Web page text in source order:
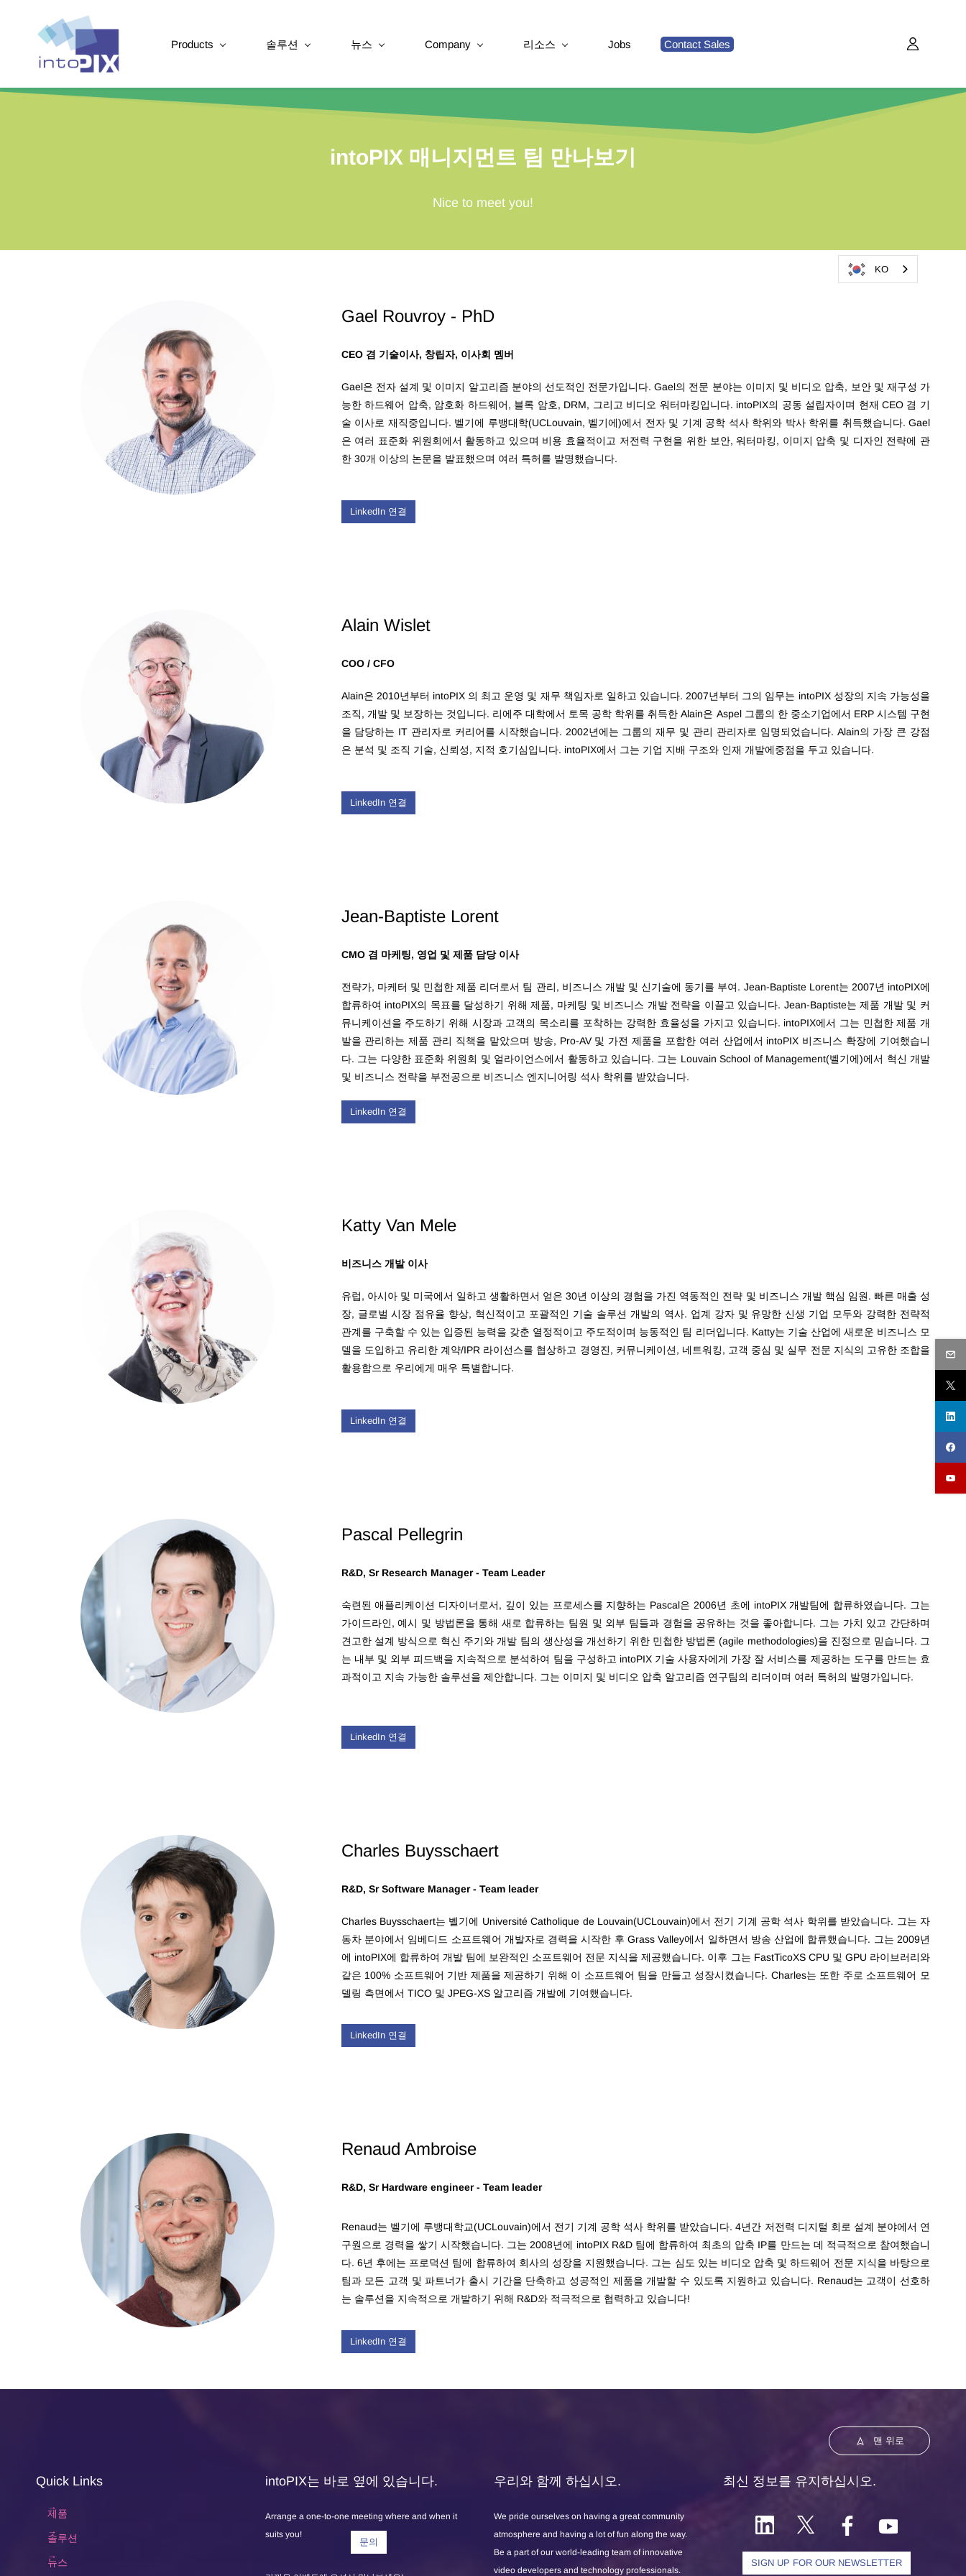
Products 솔루션 뉴스 Company 리소스 Jobs Contact Sales
intoPIX 매니지먼트 팀 만나보기
Nice to meet you!
Gael Rouvroy - PhD
CEO 겸 기술이사, 창립자, 이사회 멤버
Gael은 전자 설계 및 이미지 알고리즘 분야의 선도적인 전문가입니다. Gael의 전문 분야는 이미지 및 비디오 압축, 보안 및 재구성 가
능한 하드웨어 압축, 암호화 하드웨어, 블록 암호, DRM, 그리고 비디오 워터마킹입니다. intoPIX의 공동 설립자이며 현재 CEO 겸 기
술 이사로 재직중입니다. 벨기에 루뱅대학(UCLouvain, 벨기에)에서 전자 및 기계 공학 석사 학위와 박사 학위를 취득했습니다. Gael
은 여러 표준화 위원회에서 활동하고 있으며 비용 효율적이고 저전력 구현을 위한 보안, 워터마킹, 이미지 압축 및 디자인 전략에 관
한 30개 이상의 논문을 발표했으며 여러 특허를 발명했습니다.
LinkedIn 연결
Alain Wislet
COO / CFO
Alain은 2010년부터 intoPIX 의 최고 운영 및 재무 책임자로 일하고 있습니다. 2007년부터 그의 임무는 intoPIX 성장의 지속 가능성을
조직, 개발 및 보장하는 것입니다. 리에주 대학에서 토목 공학 학위를 취득한 Alain은 Aspel 그룹의 한 중소기업에서 ERP 시스템 구현
을 담당하는 IT 관리자로 커리어를 시작했습니다. 2002년에는 그룹의 재무 및 관리 관리자로 임명되었습니다. Alain의 가장 큰 강점
은 분석 및 조직 기술, 신뢰성, 지적 호기심입니다. intoPIX에서 그는 기업 지배 구조와 인재 개발에중점을 두고 있습니다.
LinkedIn 연결
Jean-Baptiste Lorent
CMO 겸 마케팅, 영업 및 제품 담당 이사
전략가, 마케터 및 민첩한 제품 리더로서 팀 관리, 비즈니스 개발 및 신기술에 동기를 부여. Jean-Baptiste Lorent는 2007년 intoPIX에
합류하여 intoPIX의 목표를 달성하기 위해제품, 마케팅 및 비즈니스 개발 전략을 이끌고 있습니다. Jean-Baptiste는 제품 개발 및 커
뮤니케이션을 주도하기 위해 시장과 고객의 목소리를 포착하는 강력한 효율성을 가지고 있습니다. intoPIX에서 그는 민첩한 제품 개
발을 관리하는 제품 관리 직책을 맡았으며 방송, Pro-AV 및 가전 제품을 포함한 여러 산업에서 intoPIX 비즈니스 확장에 기여했습니
다. 그는 다양한 표준화 위원회 및 얼라이언스에서 활동하고 있습니다. 그는 Louvain School of Management(벨기에)에서 혁신 개발
및 비즈니스 전략을 부전공으로 비즈니스 엔지니어링 석사 학위를 받았습니다.
LinkedIn 연결
Katty Van Mele
비즈니스 개발 이사
유럽, 아시아 및 미국에서 일하고 생활하면서 얻은 30년 이상의 경험을 가진 역동적인 전략 및 비즈니스 개발 핵심 임원. 빠른 매출 성
장, 글로벌 시장 점유율 향상, 혁신적이고 포괄적인 기술 솔루션 개발의 역사. 업계 강자 및 유망한 신생 기업 모두와 강력한 전략적
관계를 구축할 수 있는 입증된 능력을 갖춘 열정적이고 주도적이며 능동적인 팀 리더입니다. Katty는 기술 산업에 새로운 비즈니스 모
델을 도입하고 유리한 계약/IPR 라이선스를 협상하고 경영진, 커뮤니케이션, 네트워킹, 고객 중심 및 실무 전문 지식의 고유한 조합을
활용함으로 우리에게 매우 특별합니다.
LinkedIn 연결
Pascal Pellegrin
R&D, Sr Research Manager - Team Leader
숙련된 애플리케이션 디자이너로서, 깊이 있는 프로세스를 지향하는 Pascal은 2006년 초에 intoPIX 개발팀에 합류하였습니다. 그는
가이드라인, 예시 및 방법론을 통해 새로 합류하는 팀원 및 외부 팀들과 경험을 공유하는 것을 좋아합니다. 그는 가치 있고 간단하며
견고한 설계 방식으로 혁신 주기와 개발 팀의 생산성을 개선하기 위한 민첩한 방법론 (agile methodologies)을 진정으로 믿습니다. 그
는 내부 및 외부 피드백을 지속적으로 분석하여 팀을 구성하고 intoPIX 기술 사용자에게 가장 잘 서비스를 제공하는 도구를 만드는 효
과적이고 지속 가능한 솔루션을 제안합니다. 그는 이미지 및 비디오 압축 알고리즘 연구팀의 리더이며 여러 특허의 발명가입니다.
LinkedIn 연결
Charles Buysschaert
R&D, Sr Software Manager - Team leader
Charles Buysschaert는 벨기에 Université Catholique de Louvain(UCLouvain)에서 전기 기계 공학 석사 학위를 받았습니다. 그는 자
동차 분야에서 임베디드 소프트웨어 개발자로 경력을 시작한 후 Grass Valley에서 일하면서 방송 산업에 합류했습니다. 그는 2009년
에 intoPIX에 합류하여 개발 팀에 보완적인 소프트웨어 전문 지식을 제공했습니다. 이후 그는 FastTicoXS CPU 및 GPU 라이브러리와
같은 100% 소프트웨어 기반 제품을 제공하기 위해 이 소프트웨어 팀을 만들고 성장시켰습니다. Charles는 또한 주로 소프트웨어 모
델링 측면에서 TICO 및 JPEG-XS 알고리즘 개발에 기여했습니다.
LinkedIn 연결
Renaud Ambroise
R&D, Sr Hardware engineer - Team leader
Renaud는 벨기에 루뱅대학교(UCLouvain)에서 전기 기계 공학 석사 학위를 받았습니다. 4년간 저전력 디지털 회로 설계 분야에서 연
구원으로 경력을 쌓기 시작했습니다. 그는 2008년에 intoPIX R&D 팀에 합류하여 최초의 압축 IP를 만드는 데 적극적으로 참여했습니
다. 6년 후에는 프로덕션 팀에 합류하여 회사의 성장을 지원했습니다. 그는 심도 있는 비디오 압축 및 하드웨어 전문 지식을 바탕으로
팀과 모든 고객 및 파트너가 출시 기간을 단축하고 성공적인 제품을 개발할 수 있도록 지원하고 있습니다. Renaud는 고객이 선호하
는 솔루션을 지속적으로 개발하기 위해 R&D와 적극적으로 협력하고 있습니다!
LinkedIn 연결
맨 위로
Quick Links
제품
솔루션
뉴스
intoPIX는 바로 옆에 있습니다.
Arrange a one-to-one meeting where and when it
suits you!
문의
우리와 함께 하십시오.
We pride ourselves on having a great community
atmosphere and having a lot of fun along the way.
Be a part of our world-leading team of innovative
video developers and technology professionals.
최신 정보를 유지하십시오.
SIGN UP FOR OUR NEWSLETTER
KO